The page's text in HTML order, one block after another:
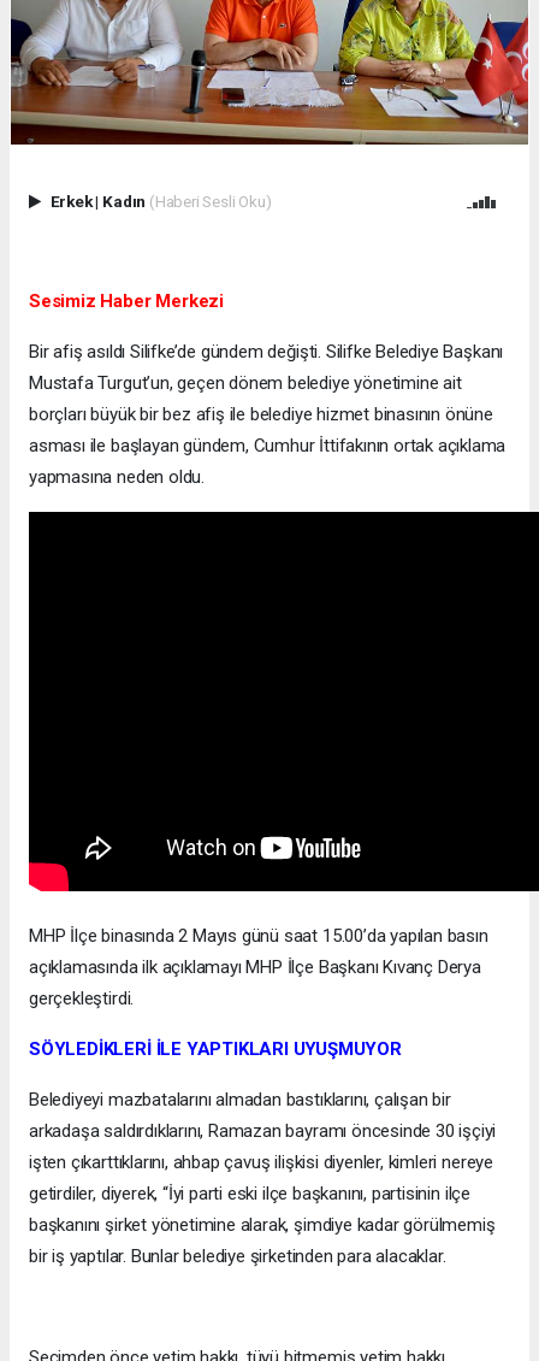
Erkek| Kadın (Haberi Sesli Oku)
Sesimiz Haber Merkezi
Bir afiş asıldı Silifke’de gündem değişti. Silifke Belediye Başkanı
Mustafa Turgut’un, geçen dönem belediye yönetimine ait
borçları büyük bir bez afiş ile belediye hizmet binasının önüne
asması ile başlayan gündem, Cumhur İttifakının ortak açıklama
yapmasına neden oldu.
MHP İlçe binasında 2 Mayıs günü saat 15.00’da yapılan basın
açıklamasında ilk açıklamayı MHP İlçe Başkanı Kıvanç Derya
gerçekleştirdi.
SÖYLEDİKLERİ İLE YAPTIKLARI UYUŞMUYOR
Belediyeyi mazbatalarını almadan bastıklarını, çalışan bir
arkadaşa saldırdıklarını, Ramazan bayramı öncesinde 30 işçiyi
işten çıkarttıklarını, ahbap çavuş ilişkisi diyenler, kimleri nereye
getirdiler, diyerek, “İyi parti eski ilçe başkanını, partisinin ilçe
başkanını şirket yönetimine alarak, şimdiye kadar görülmemiş
bir iş yaptılar. Bunlar belediye şirketinden para alacaklar.